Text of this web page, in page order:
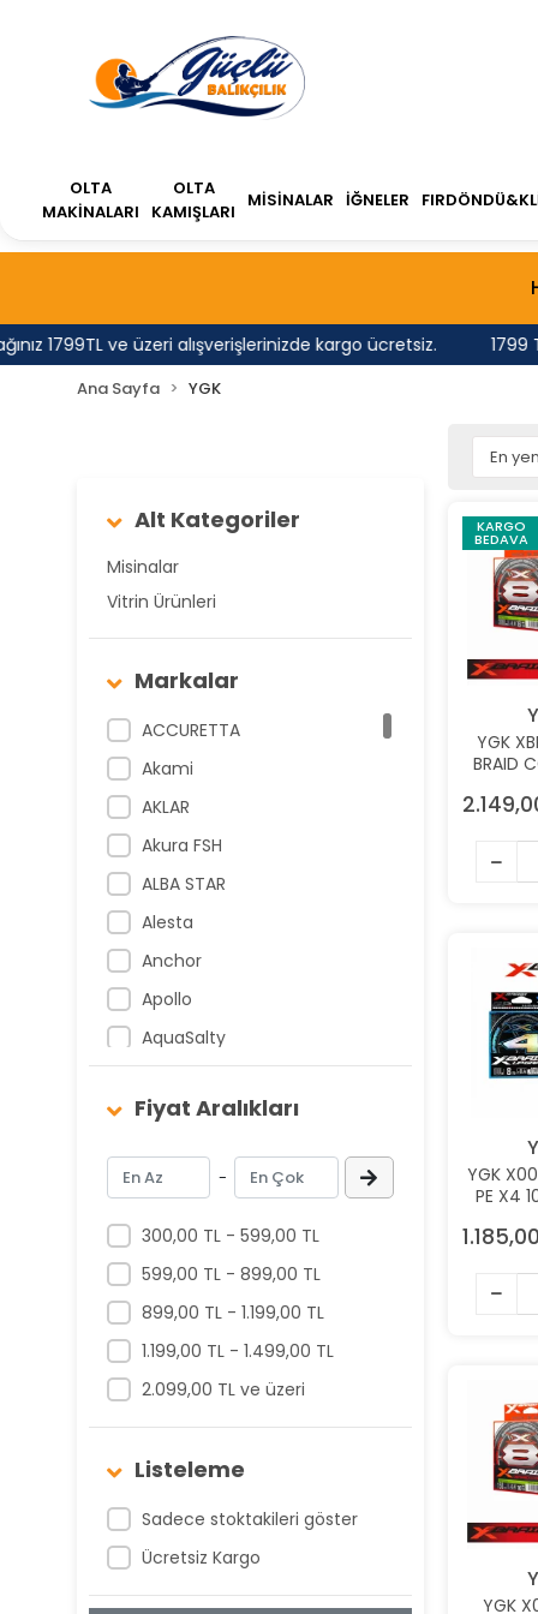
1799TL ve üzeri alışverişlerinizde kargo ücretsiz. 1799
OLTA
MAKİNALARI
OLTA
KAMIŞLARI
MİSİNALAR İĞNELER
Ana Sayfa YGK
Alt Kategoriler
Misinalar
Vitrin Ürünleri
Markalar
ACCURETTA
Akami
AKLAR
Akura FSH
ALBA STAR
Alesta
Anchor
Apollo
AquaSalty
Asso
BALZA
Balzer
Berkley
Bicampi
Camminare
Cannelle
Çapa
Captain
CULTIVA
Fiyat Aralıkları
-
300,00 TL - 599,00 TL
599,00 TL - 899,00 TL
899,00 TL - 1.199,00 TL
1.199,00 TL - 1.499,00 TL
2.099,00 TL ve üzeri
Listeleme
Sadece stoktakileri göster
Ücretsiz Kargo
KARGO
BEDAVA
YGK
BRAID
300M
YGK
PE X4
YGK